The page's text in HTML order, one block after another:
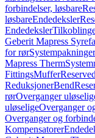
forbindelser, løsbare
løsbareEndedeksler
Endedeksler
Geberit Mapress
for rørSystempakninger
Mapress Therm
FittingsMuffer
ReduksjonerBend
rørOverganger
uløseligeOverganger
Overganger og
Kompensatorer